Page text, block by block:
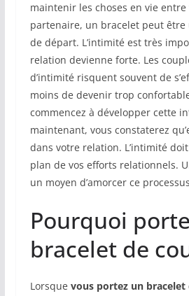
maintenir les choses en vie entre
partenaire, un bracelet peut
de départ. L’intimité est très
relation devienne forte. Les
d’intimité risquent souvent de
moins de devenir trop
commencez à développer cette
maintenant, vous constaterez
dans votre relation. L’intimité
plan de vos efforts relationnels.
un moyen d’amorcer ce
Pourquoi
bracelet de
Lorsque vous portez un bracelet